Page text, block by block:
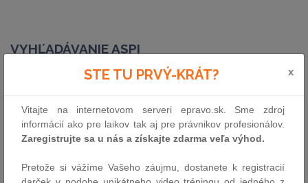
VYHĽADÁVANIE ASPI
Názov:
STE TU PRVÝ-KRÁT? x
Vitajte na internetovom serveri epravo.sk. Sme zdroj
informácií ako pre laikov tak aj pre právnikov profesionálov.
Zaregistrujte sa u nás a získajte zdarma veľa výhod.
Pretože si vážíme Vašeho záujmu, dostanete k registracií